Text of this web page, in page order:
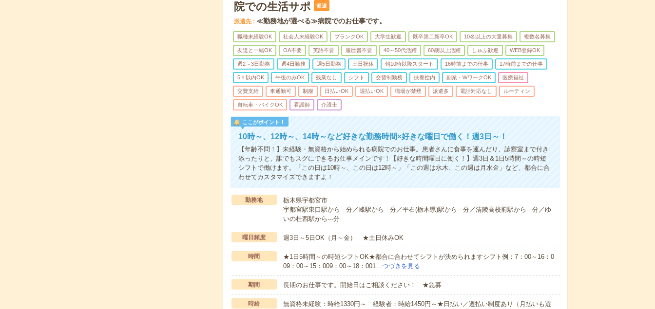
院での生活サポ
派遣
派遣先 ≪勤務地が選べる≫病院でのお仕事です。
職種未経験OK 社会人未経験OK ブランクOK 大学生歓迎 既卒第二新卒OK 10名以上の大量募集 複数名募集
友達と一緒OK OA不要 英語不要 履歴書不要 40～50代活躍 60歳以上活躍 しゅふ歓迎 WEB登録OK
週2～3日勤務 週4日勤務 週5日勤務 土日祝休 朝10時以降スタート 16時前までの仕事 17時前までの仕事
5ｈ以内OK 午後のみOK 残業なし シフト 交替制勤務 扶養控内 副業・WワークOK 医療福祉
交費支給 車通勤可 制服 日払いOK 週払いOK 職場が禁煙 派遣多 電話対応なし ルーティン
自転車・バイクOK 看護師 介護士
ここがポイント！
10時～、12時～、14時～など好きな勤務時間×好きな曜日で働く！週3日～！
【年齢不問！】未経験・無資格から始められる病院でのお仕事。患者さんに食事を運んだり、診察室まで付き
添ったりと、誰でもスグにできるお仕事メインです！【好きな時間曜日に働く！】週3日＆1日5時間～の時短
シフトで働けます。「この日は10時～、この日は12時～」「この週は水木、この週は月水金」など、都合に合
わせてカスタマイズできますよ！
勤務地
栃木県宇都宮市
宇都宮駅東口駅から---分／峰駅から---分／平石(栃木県)駅から---分／清陵高校前駅から---分／ゆ
いの杜西駅から---分
曜日頻度 週3日～5日OK（月～金） ★土日休みOK
時間
★1日5時間～の時短シフトOK★都合に合わせてシフトが決められますシフト例：7：00～16：0
09：00～15：009：00～18：001…つづきを見る
期間 長期のお仕事です。開始日はご相談ください！ ★急募
時給
無資格未経験：時給1330円～ 経験者：時給1450円～★日払い／週払い制度あり（月払いも選